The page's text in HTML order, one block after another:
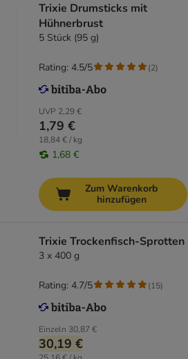
Trixie Drumsticks mit
Hühnerbrust
5 Stück (95 g)
UVP 2,29 €
1,79 €
18,84 € / kg
1,68 €
Rating: 4.5/5 (2)
Zum Warenkorb
hinzufügen
Trixie Trockenfisch-Sprotten
3 x 400 g
Einzeln 30,87 €
30,19 €
Rating: 4.7/5 (15)